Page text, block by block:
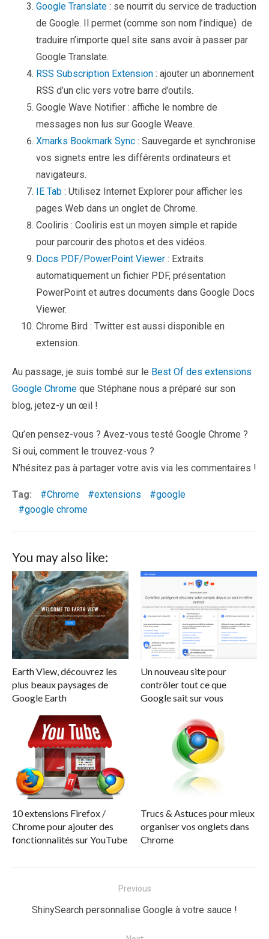
Google Translate : se nourrit du service de traduction
de Google. Il permet (comme son nom l’indique) de
traduire n’importe quel site sans avoir à passer par
Google Translate.
RSS Subscription Extension : ajouter un abonnement
RSS d’un clic vers votre barre d’outils.
Google Wave Notifier : affiche le nombre de
messages non lus sur Google Weave.
Xmarks Bookmark Sync : Sauvegarde et synchronise
vos signets entre les différents ordinateurs et
navigateurs.
IE Tab : Utilisez Internet Explorer pour afficher les
pages Web dans un onglet de Chrome.
Cooliris : Cooliris est un moyen simple et rapide
pour parcourir des photos et des vidéos.
Docs PDF/PowerPoint Viewer : Extraits
automatiquement un fichier PDF, présentation
PowerPoint et autres documents dans Google Docs
Viewer.
Chrome Bird : Twitter est aussi disponible en
extension.
Au passage, je suis tombé sur le Best Of des extensions
Google Chrome que Stéphane nous a préparé sur son
blog, jetez-y un œil !
Qu’en pensez-vous ? Avez-vous testé Google Chrome ?
Si oui, comment le trouvez-vous ?
N’hésitez pas à partager votre avis via les commentaires !
Tag: Chrome extensions
google
google chrome
You may also like:
Earth View, découvrez les
plus beaux paysages de
Google Earth
Un nouveau site pour
contrôler tout ce que
Google sait sur vous
10 extensions Firefox /
Chrome pour ajouter des
fonctionnalités sur YouTube
Trucs & Astuces pour mieux
organiser vos onglets dans
Chrome
Previous
Previous
ShinySearch personnalise Google à votre sauce !